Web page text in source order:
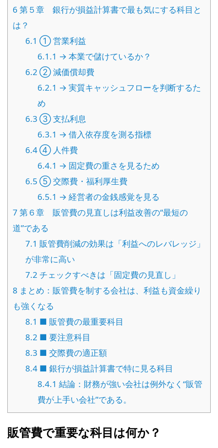
6 第５章 銀行が損益計算書で最も気にする科目と
は？
6.1 ① 営業利益
6.1.1 → 本業で儲けているか？
6.2 ② 減価償却費
6.2.1 → 実質キャッシュフローを判断するた
め
6.3 ③ 支払利息
6.3.1 → 借入依存度を測る指標
6.4④ 人件費
6.4.1 → 固定費の重さを見るため
6.5 ⑤ 交際費・福利厚生費
6.5.1 → 経営者の金銭感覚を見る
7 第６章 販管費の見直しは利益改善の“最短の
道”である
7.1 販管費削減の効果は「利益へのレバレッジ」
が非常に高い
7.2 チェックすべきは「固定費の見直し」
8 まとめ：販管費を制する会社は、利益も資金繰り
も強くなる
8.1 ■ 販管費の最重要科目
8.2 ■ 要注意科目
8.3 ■ 交際費の適正額
8.4■ 銀行が損益計算書で特に見る科目
8.4.1 結論：財務が強い会社は例外なく“販管
費が上手い会社”である。
販管費で重要な科目は何か？